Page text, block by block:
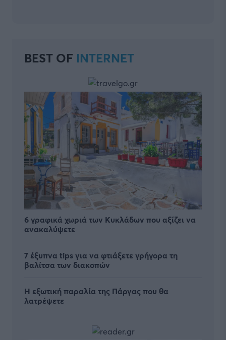
BEST OF INTERNET
6 γραφικά χωριά των Κυκλάδων που αξίζει να
ανακαλύψετε
7 έξυπνα tips για να φτιάξετε γρήγορα τη
βαλίτσα των διακοπών
Η εξωτική παραλία της Πάργας που θα
λατρέψετε